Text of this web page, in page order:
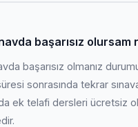
başarısız olursam
başarısız olmanız
sonrasında tekrar
ek telafi dersleri ücretsiz